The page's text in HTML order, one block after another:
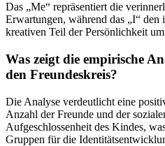
Das „Me“ repräsentiert die
Erwartungen, während das „I“
kreativen Teil der Persönlichkeit
Was zeigt die empirische
den Freundeskreis?
Die Analyse verdeutlicht eine
Anzahl der Freunde und der
Aufgeschlossenheit des Kindes,
Gruppen für die